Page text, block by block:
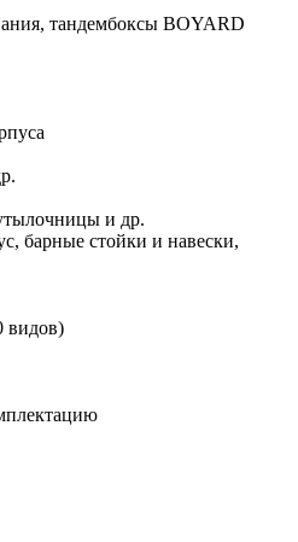
тандембоксы BOYARD
и др.
барные стойки и навески,
видов)